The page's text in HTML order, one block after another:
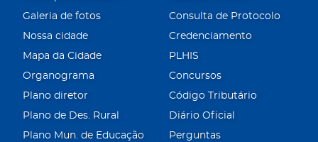
Galeria de fotos
Nossa cidade
Mapa da Cidade
Organograma
Plano diretor
Plano de Des. Rural
Plano Mun. de Educação
Consulta de Protocolo
Credenciamento
PLHIS
Concursos
Código Tributário
Diário Oficial
Perguntas